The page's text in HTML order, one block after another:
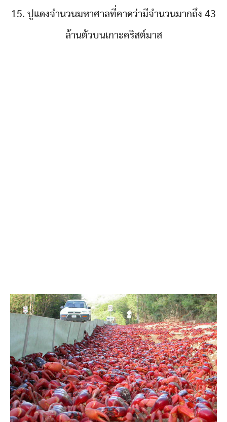
15. ปูแดงจำนวนมหาศาลที่คาดว่ามีจำนวนมากถึง 43
ล้านตัวบนเกาะคริสต์มาส